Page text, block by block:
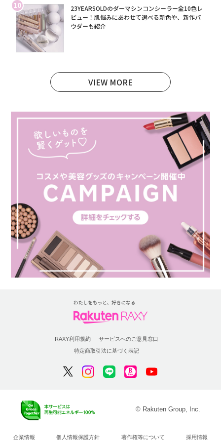
10
23YEARSOLDのダーマシンコンシーラー全10色レ
ビュー！肌悩みにあわせて選べる新色や、新作パ
ウダーも紹介
VIEW MORE
RAXY利用規約
サービスへのご意見窓口
特定商取引法に基づく表記
© Rakuten Group, Inc.
企業情報 個人情報保護方針 著作権等について 採用情報